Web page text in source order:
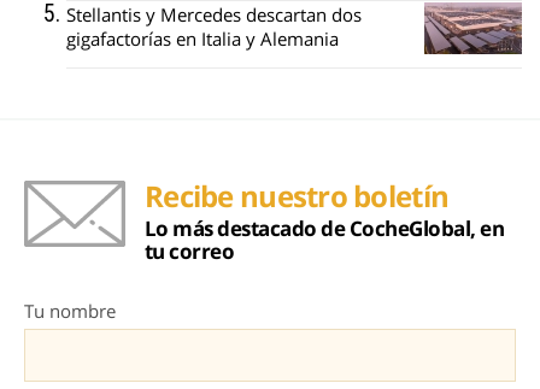
Stellantis y Mercedes descartan dos
gigafactorías en Italia y Alemania
Recibe nuestro boletín
Lo más destacado de CocheGlobal, en
tu correo
Tu nombre